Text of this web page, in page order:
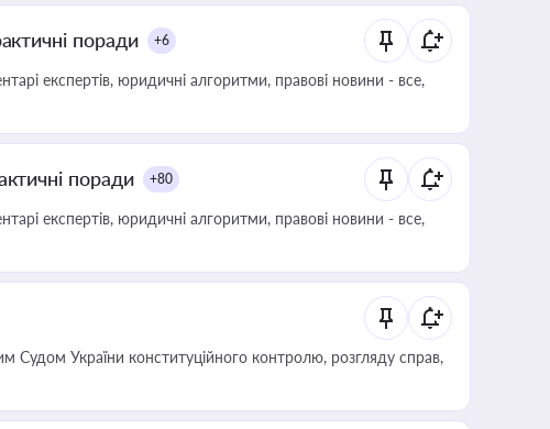
поради +6
експертів, юридичні алгоритми, правові новини - все,
поради +80
експертів, юридичні алгоритми, правові новини - все,
Судом України конституційного контролю, розгляду справ,